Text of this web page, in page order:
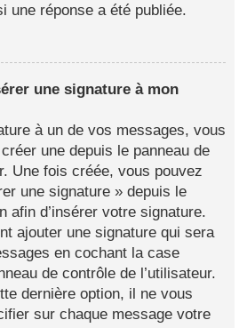
une réponse a été publiée.
une signature à mon
à un de vos messages, vous
une depuis le panneau de
Une fois créée, vous pouvez
une signature » depuis le
afin d’insérer votre signature.
ajouter une signature qui sera
en cochant la case
de contrôle de l’utilisateur.
dernière option, il ne vous
sur chaque message votre